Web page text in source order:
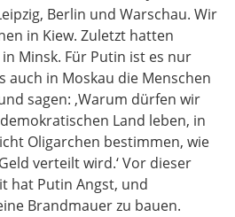
Berlin und Warschau. Wir
in Kiew. Zuletzt hatten
Minsk. Für Putin ist es nur
auch in Moskau die Menschen
sagen: ,Warum dürfen wir
Land leben, in
Oligarchen bestimmen, wie
verteilt wird.‘ Vor dieser
hat Putin Angst, und
Brandmauer zu bauen.